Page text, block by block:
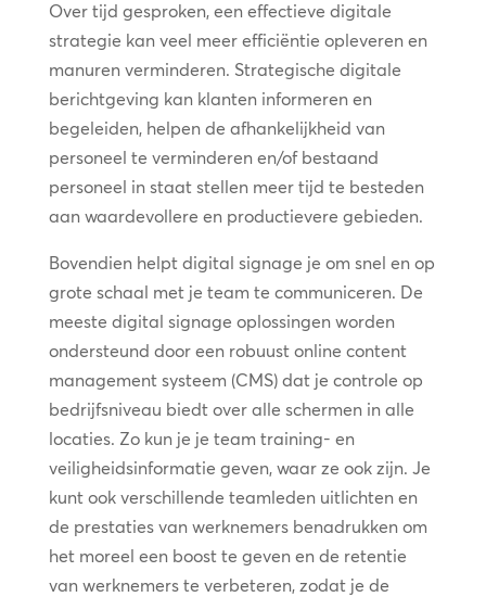
Over tijd gesproken, een effectieve digitale
strategie kan veel meer efficiëntie opleveren en
manuren verminderen. Strategische digitale
berichtgeving kan klanten informeren en
begeleiden, helpen de afhankelijkheid van
personeel te verminderen en/of bestaand
personeel in staat stellen meer tijd te besteden
aan waardevollere en productievere gebieden.
Bovendien helpt digital signage je om snel en op
grote schaal met je team te communiceren. De
meeste digital signage oplossingen worden
ondersteund door een robuust online content
management systeem (CMS) dat je controle op
bedrijfsniveau biedt over alle schermen in alle
locaties. Zo kun je je team training- en
veiligheidsinformatie geven, waar ze ook zijn. Je
kunt ook verschillende teamleden uitlichten en
de prestaties van werknemers benadrukken om
het moreel een boost te geven en de retentie
van werknemers te verbeteren, zodat je de